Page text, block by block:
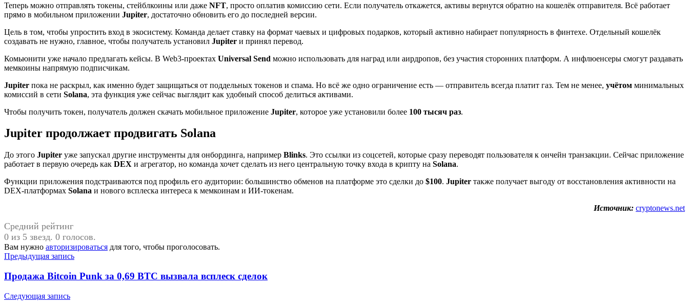
Теперь можно отправлять токены, стейблкоины или даже NFT, просто оплатив комиссию сети. Если получатель откажется, активы вернутся обратно на кошелёк отправителя. Всё работает
прямо в мобильном приложении Jupiter, достаточно обновить его до последней версии.
Цель в том, чтобы упростить вход в экосистему. Команда делает ставку на формат чаевых и цифровых подарков, который активно набирает популярность в финтехе. Отдельный кошелёк
создавать не нужно, главное, чтобы получатель установил Jupiter и принял перевод.
Комьюнити уже начало предлагать кейсы. В Web3-проектах Universal Send можно использовать для наград или аирдропов, без участия сторонних платформ. А инфлюенсеры смогут раздавать
мемкоины напрямую подписчикам.
Jupiter пока не раскрыл, как именно будет защищаться от поддельных токенов и спама. Но всё же одно ограничение есть — отправитель всегда платит газ. Тем не менее, учётом минимальных
комиссий в сети Solana, эта функция уже сейчас выглядит как удобный способ делиться активами.
Чтобы получить токен, получатель должен скачать мобильное приложение Jupiter, которое уже установили более 100 тысяч раз.
Jupiter продолжает продвигать Solana
До этого Jupiter уже запускал другие инструменты для онбординга, например Blinks. Это ссылки из соцсетей, которые сразу переводят пользователя к ончейн транзакции. Сейчас приложение
работает в первую очередь как DEX и агрегатор, но команда хочет сделать из него центральную точку входа в крипту на Solana.
Функции приложения подстраиваются под профиль его аудитории: большинство обменов на платформе это сделки до $100. Jupiter также получает выгоду от восстановления активности на
DEX-платформах Solana и нового всплеска интереса к мемкоинам и ИИ-токенам.
Источник: cryptonews.net
Средний рейтинг
0 из 5 звезд. 0 голосов.
Вам нужно авторизироваться для того, чтобы проголосовать.
Навигация
по
записям
Предыдущая запись
Продажа Bitcoin Punk за 0,69 BTC вызвала всплеск сделок
Следующая запись